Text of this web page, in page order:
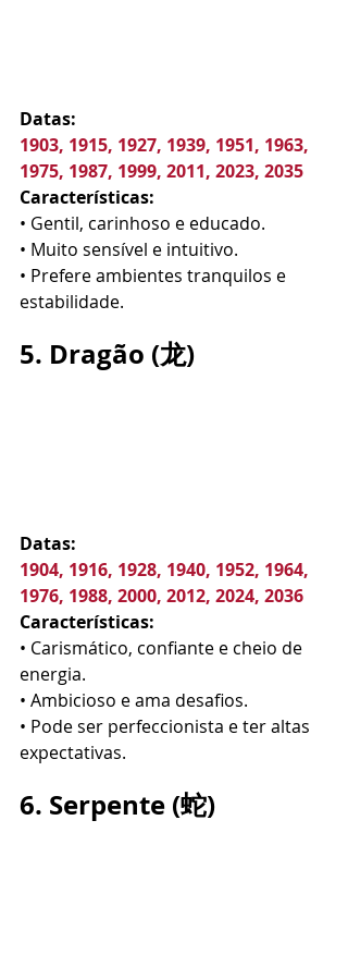
Datas:
1903, 1915, 1927, 1939, 1951, 1963,
1975, 1987, 1999, 2011, 2023, 2035
Características:
• Gentil, carinhoso e educado.
• Muito sensível e intuitivo.
• Prefere ambientes tranquilos e
estabilidade.
5. Dragão (龙)
Datas:
1904, 1916, 1928, 1940, 1952, 1964,
1976, 1988, 2000, 2012, 2024, 2036
Características:
• Carismático, confiante e cheio de
energia.
• Ambicioso e ama desafios.
• Pode ser perfeccionista e ter altas
expectativas.
6. Serpente (蛇)